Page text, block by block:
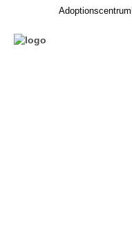
Adoptionscentrum